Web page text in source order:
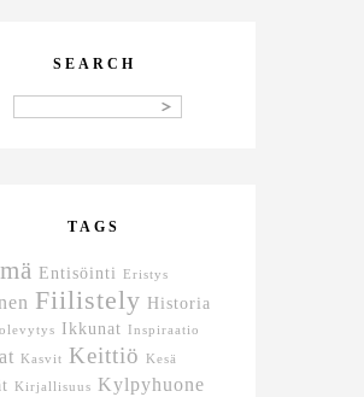
SEARCH
TAGS
Entisöinti Eristys
Fiilistely Historia
Ikkunat Inspiraatio
Kasvit Keittiö Kesä
Kirjallisuus Kylpyhuone